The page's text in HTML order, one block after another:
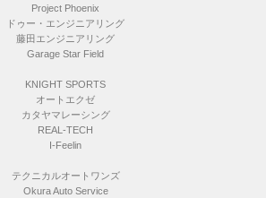
Project Phoenix
ドゥー・エンジニアリング
藤田エンジニアリング
Garage Star Field
KNIGHT SPORTS
オートエクゼ
カタヤマレーシング
REAL-TECH
I-Feelin
テクニカルオートワンズ
Okura Auto Service